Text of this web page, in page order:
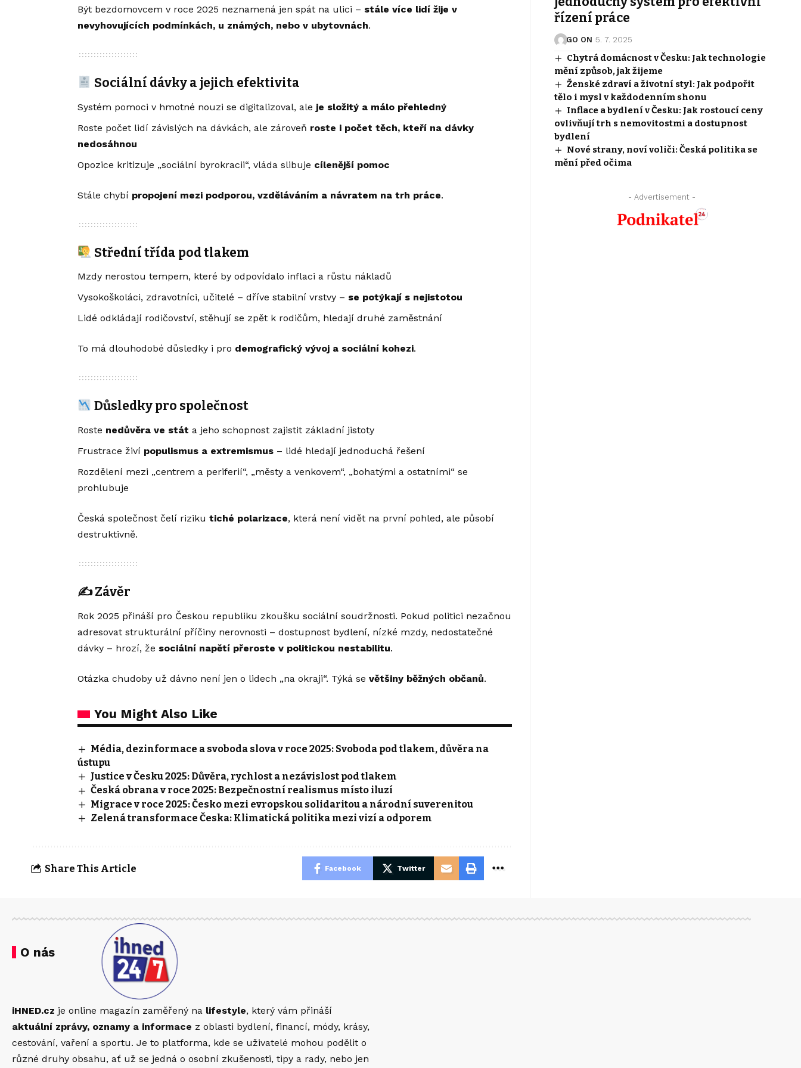
Být bezdomovcem v roce 2025 neznamená jen spát na ulici – stále více lidí žije v
nevyhovujících podmínkách, u známých, nebo v ubytovnách.
Sociální dávky a jejich efektivita
Systém pomoci v hmotné nouzi se digitalizoval, ale je složitý a málo přehledný
Roste počet lidí závislých na dávkách, ale zároveň roste i počet těch, kteří na dávky
nedosáhnou
Opozice kritizuje „sociální byrokracii“, vláda slibuje cílenější pomoc
Stále chybí propojení mezi podporou, vzděláváním a návratem na trh práce.
Střední třída pod tlakem
Mzdy nerostou tempem, které by odpovídalo inflaci a růstu nákladů
Vysokoškoláci, zdravotníci, učitelé – dříve stabilní vrstvy – se potýkají s nejistotou
Lidé odkládají rodičovství, stěhují se zpět k rodičům, hledají druhé zaměstnání
To má dlouhodobé důsledky i pro demografický vývoj a sociální kohezi.
Důsledky pro společnost
Roste nedůvěra ve stát a jeho schopnost zajistit základní jistoty
Frustrace živí populismus a extremismus – lidé hledají jednoduchá řešení
Rozdělení mezi „centrem a periferií“, „městy a venkovem“, „bohatými a ostatními“ se
prohlubuje
Česká společnost čelí riziku tiché polarizace, která není vidět na první pohled, ale působí
destruktivně.
✍️Závěr
Rok 2025 přináší pro Českou republiku zkoušku sociální soudržnosti. Pokud politici nezačnou
adresovat strukturální příčiny nerovnosti – dostupnost bydlení, nízké mzdy, nedostatečné
dávky – hrozí, že sociální napětí přeroste v politickou nestabilitu.
Otázka chudoby už dávno není jen o lidech „na okraji“. Týká se většiny běžných občanů.
You Might Also Like
Média, dezinformace a svoboda slova v roce 2025: Svoboda pod tlakem, důvěra na
ústupu
Justice v Česku 2025: Důvěra, rychlost a nezávislost pod tlakem
Česká obrana v roce 2025: Bezpečnostní realismus místo iluzí
Migrace v roce 2025: Česko mezi evropskou solidaritou a národní suverenitou
Zelená transformace Česka: Klimatická politika mezi vizí a odporem
Share This Article Facebook Twitter
řízení práce
GO ON 5. 7. 2025
Chytrá domácnost v Česku: Jak technologie
mění způsob, jak žijeme
Ženské zdraví a životní styl: Jak podpořit
tělo i mysl v každodenním shonu
Inflace a bydlení v Česku: Jak rostoucí ceny
ovlivňují trh s nemovitostmi a dostupnost
bydlení
Nové strany, noví voliči: Česká politika se
mění před očima
- Advertisement -
O nás
iHNED.cz je online magazín zaměřený na lifestyle, který vám přináší
aktuální zprávy, oznamy a informace z oblasti bydlení, financí, módy, krásy,
cestování, vaření a sportu. Je to platforma, kde se uživatelé mohou podělit o
různé druhy obsahu, ať už se jedná o osobní zkušenosti, tipy a rady, nebo jen